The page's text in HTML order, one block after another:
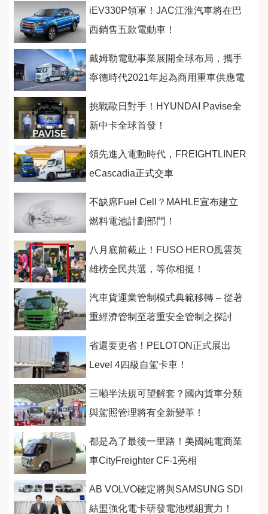
iEV330P領軍！JAC江淮汽車將在巴
西銷售五款電動車！
戴姆勒電動事業展開全球布局，攜手
寧德時代2021年起為商用重車供應電
挑戰歐日對手！HYUNDAI Pavise全
新中卡全球首發！
領先進入電動時代，FREIGHTLINER
eCascadia正式交車
不缺席Fuel Cell？MAHLE宣布建立
燃料電池計劃部門！
八月底前截止！FUSO HERO風雲英
雄榜全民共選，等你相挺！
汽車貨運業管制模式典範移轉 – 從著
重經濟管制至著重安全管制之探討
省還要更省！PELOTON正式展出
Level 4四級自駕卡車！
三噸半法規可望解套？國內貨車分類
與駕照管理將有全新變革！
都是為了最後一里路！美國純電商業
車CityFreighter CF-1亮相
AB VOLVO確定將與SAMSUNG SDI
結盟強化電卡研發電池模組實力！